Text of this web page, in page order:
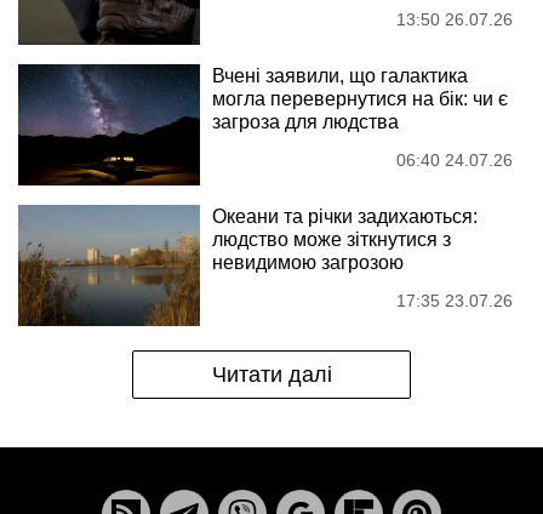
13:50 26.07.26
Вчені заявили, що галактика
могла перевернутися на бік: чи є
загроза для людства
06:40 24.07.26
Океани та річки задихаються:
людство може зіткнутися з
невидимою загрозою
17:35 23.07.26
Читати далі